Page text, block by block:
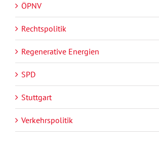
ÖPNV
Rechtspolitik
Regenerative Energien
SPD
Stuttgart
Verkehrspolitik